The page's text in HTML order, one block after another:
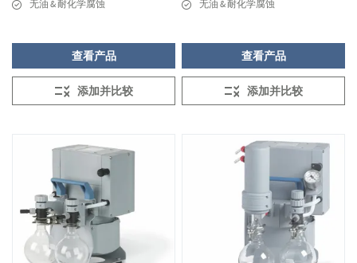
无油 & 耐化学腐蚀
查看产品
添加并比较
无油 & 耐化学腐蚀
查看产品
添加并比较